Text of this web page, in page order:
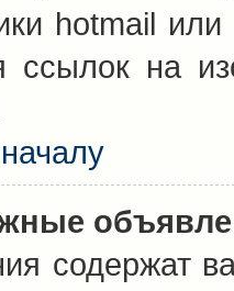
hotmail
ссылок на
содержат